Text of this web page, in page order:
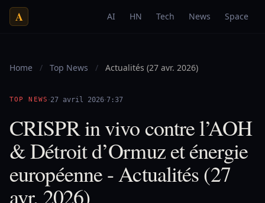
A AI HN Tech News Space
Home / Top News / Actualités (27 avr. 2026)
TOP NEWS ·27 avril 2026·7:37
CRISPR in vivo contre l’AOH
& Détroit d’Ormuz et énergie
européenne - Actualités (27
avr. 2026)